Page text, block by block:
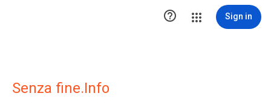
 Sign in
Senza fine.Info